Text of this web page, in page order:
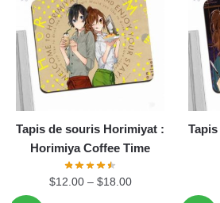
Tapis de souris Horimiyat :
Horimiya Coffee Time
$12.00– $18.00